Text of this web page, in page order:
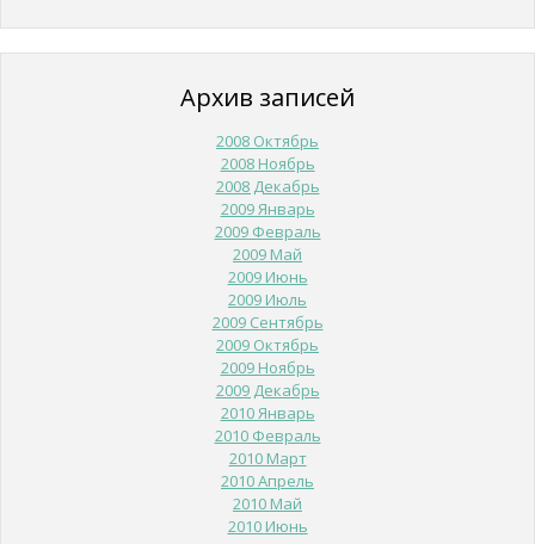
Архив записей
2008 Октябрь
2008 Ноябрь
2008 Декабрь
2009 Январь
2009 Февраль
2009 Май
2009 Июнь
2009 Июль
2009 Сентябрь
2009 Октябрь
2009 Ноябрь
2009 Декабрь
2010 Январь
2010 Февраль
2010 Март
2010 Апрель
2010 Май
2010 Июнь